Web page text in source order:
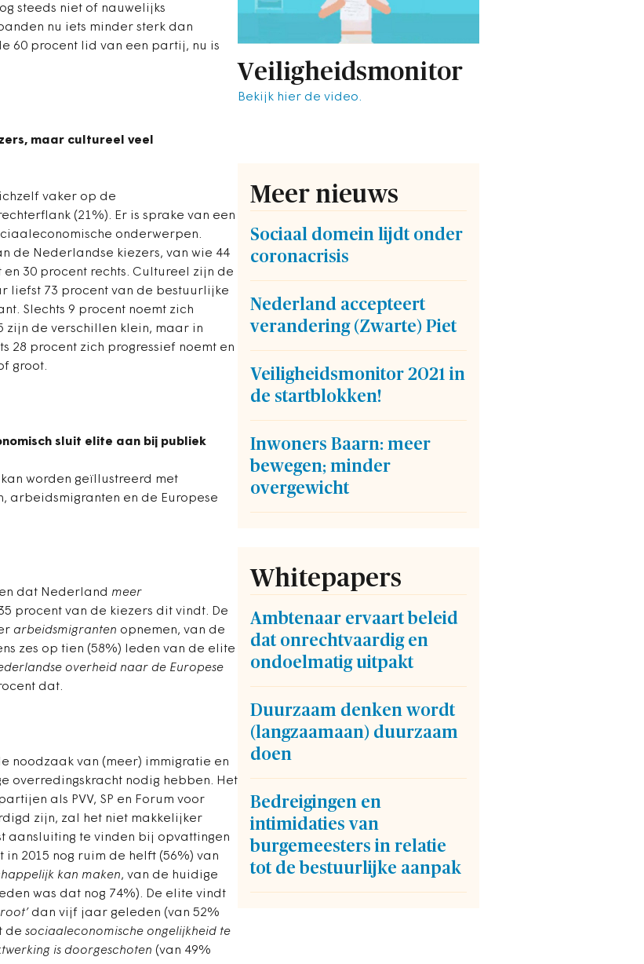
steeds niet of nauwelijks
nu iets minder sterk dan
60 procent lid van een partij, nu is
maar cultureel veel
vaker op de
(21%). Er is sprake van een
onderwerpen.
de Nederlandse kiezers, van wie 44
30 procent rechts. Cultureel zijn de
liefst 73 procent van de bestuurlijke
Slechts 9 procent noemt zich
zijn de verschillen klein, maar in
28 procent zich progressief noemt en
groot.
sluit elite aan bij publiek
worden geïllustreerd met
arbeidsmigranten en de Europese
dat Nederland meer
procent van de kiezers dit vindt. De
arbeidsmigranten opnemen, van de
zes op tien (58%) leden van de elite
overheid naar de Europese
dat.
noodzaak van (meer) immigratie en
overredingskracht nodig hebben. Het
als PVV, SP en Forum voor
zijn, zal het niet makkelijker
aansluiting te vinden bij opvattingen
2015 nog ruim de helft (56%) van
kan maken, van de huidige
was dat nog 74%). De elite vindt
dan vijf jaar geleden (van 52%
de sociaaleconomische ongelijkheid te
is doorgeschoten (van 49%
Veiligheidsmonitor
Bekijk hier de video.
Meer nieuws
Sociaal domein lijdt onder
coronacrisis
Nederland accepteert
verandering (Zwarte) Piet
Veiligheidsmonitor 2021 in
de startblokken!
Inwoners Baarn: meer
bewegen; minder
overgewicht
Whitepapers
Ambtenaar ervaart beleid
dat onrechtvaardig en
ondoelmatig uitpakt
Duurzaam denken wordt
(langzaamaan) duurzaam
doen
Bedreigingen en
intimidaties van
burgemeesters in relatie
tot de bestuurlijke aanpak